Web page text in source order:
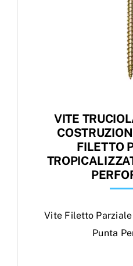
VITE
FILETTO
Vite Filetto
Punta